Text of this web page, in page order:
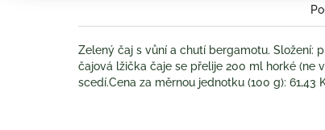
Zelený čaj s vůní a chutí bergamotu. Složení:
čajová lžička čaje se přelije 200 ml horké (ne
scedí.Cena za měrnou jednotku (100 g): 61,43